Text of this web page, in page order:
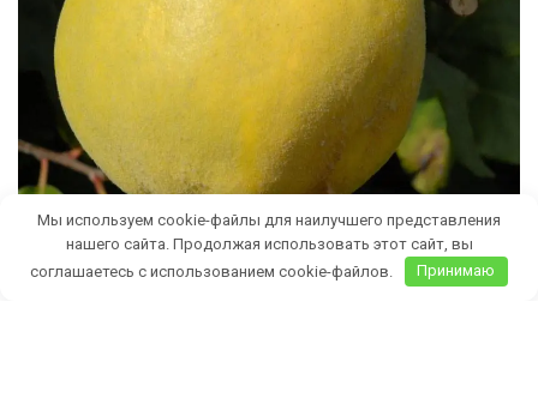
Мы используем cookie-файлы для наилучшего представления
нашего сайта. Продолжая использовать этот сайт, вы
соглашаетесь с использованием cookie-файлов.
Принимаю